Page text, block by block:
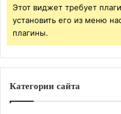
Этот виджет требует
установить его из меню
плагины.
Категории сайта